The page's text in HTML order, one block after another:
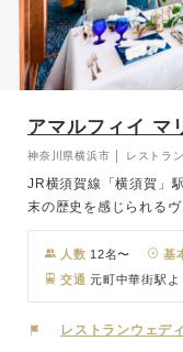
アマルフィイ マ
神奈川県横浜市 │ レストラン
JR横須賀線「横須賀」
末の歴史を感じられる
したレストラン「アマ
夜景が見える絶好のロ
れ。また、同日に海や
がらカジュアルなイタ
常な一日をお過ごしく
人数 12名〜 基
交通 元町中華街駅
レストランウェデ